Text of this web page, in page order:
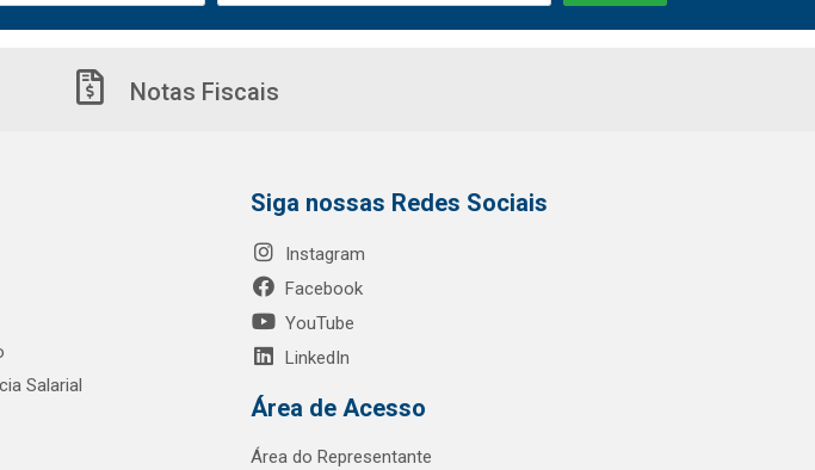
Notas Fiscais
Salarial
Siga nossas Redes Sociais
Instagram
Facebook
YouTube
LinkedIn
Área de Acesso
Área do Representante